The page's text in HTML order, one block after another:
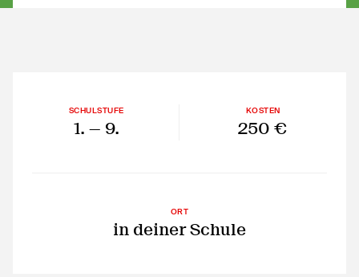
SCHULSTUFE
1. — 9.
KOSTEN
250 €
ORT
in deiner Schule